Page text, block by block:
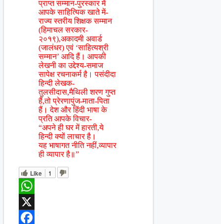
प्राप्त सम्मान-पुरस्कार में
आपके साहित्यिक खाते में-
राज्य स्तरीय शिक्षक सम्मान
(हिमाचल सरकार-
२०१९),अकादमी अवार्ड
(जालंधर) एवं ‘साहित्यश्री
सम्मान’ आदि हैं। आपकी
लेखनी का उद्देश्य-समाज
सापेक्ष रचनाकर्म है। पसंदीदा
हिन्दी लेखक-
तुलसीदास,मैथिली शरण गुप्त
हैं,तो प्रेरणापुंज-माता-पिता
हैं। देश और हिंदी भाषा के
प्रति आपके विचार-
“अपने ही घर में हारती,ये
हिन्दी क्यों लाचार है।
यह भाषागत नीति नहीं,व्यापार
ही व्यापार है॥”
Like 1
WhatsApp
X